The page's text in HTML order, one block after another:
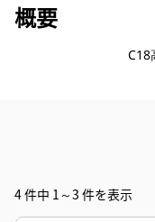
概要
C18
4 件中 1～3 件を表示